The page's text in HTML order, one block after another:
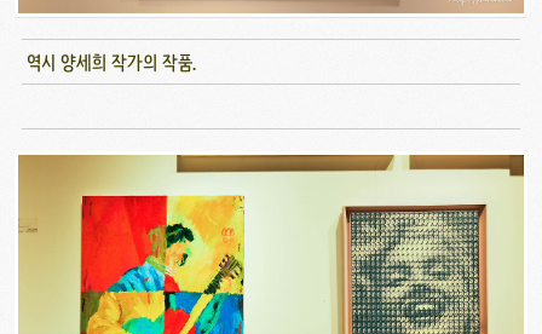
역시 양세희 작가의 작품.